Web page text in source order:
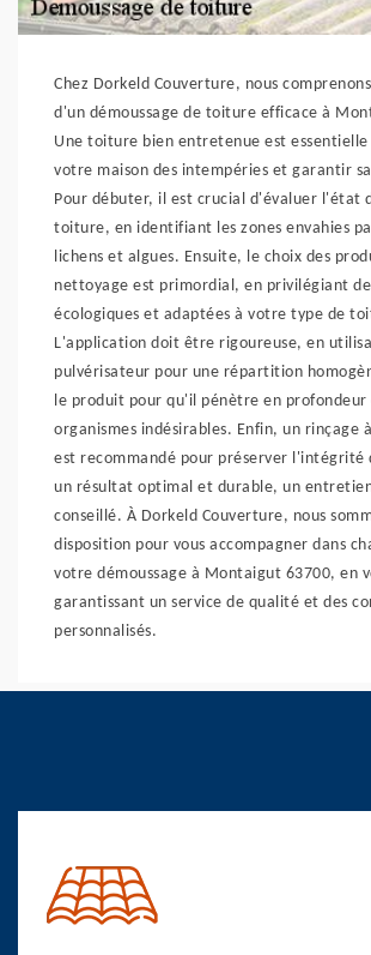
Chez Dorkeld Couverture, nous
d'un démoussage de toiture efficace à
Une toiture bien entretenue est
votre maison des intempéries et garantir
Pour débuter, il est crucial d'évaluer l'état
toiture, en identifiant les zones envahies
lichens et algues. Ensuite, le choix des
nettoyage est primordial, en privilégiant
écologiques et adaptées à votre type de
L'application doit être rigoureuse, en
pulvérisateur pour une répartition
le produit pour qu'il pénètre en profondeur
organismes indésirables. Enfin, un rinçage
est recommandé pour préserver l'intégrité
un résultat optimal et durable, un
conseillé. À Dorkeld Couverture, nous
disposition pour vous accompagner dans
votre démoussage à Montaigut 63700, en
garantissant un service de qualité et des
personnalisés.